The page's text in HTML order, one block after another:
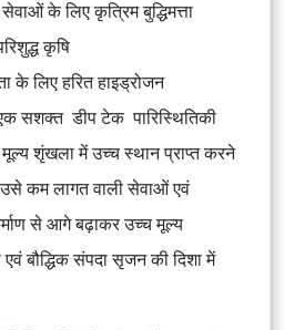
के लिए कृत्रिम बुद्धिमत्ता
कृषि
के लिए हरित हाइड्रोजन
सशक्त डीप टेक पारिस्थितिकी
शृंखला में उच्च स्थान प्राप्त करने
उसे कम लागत वाली सेवाओं एवं
से आगे बढ़ाकर उच्च मूल्य
बौद्धिक संपदा सृजन की दिशा में